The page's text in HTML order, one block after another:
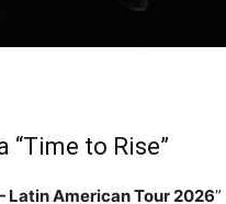
to Rise”
Latin American Tour 2026”